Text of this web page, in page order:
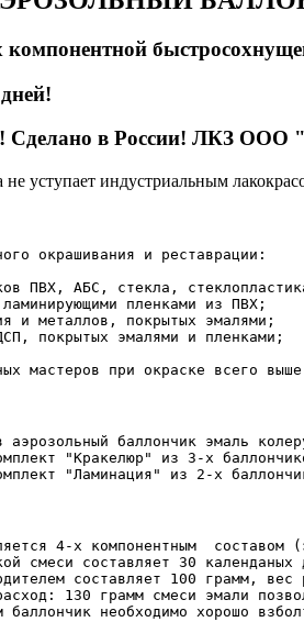
Сделано в России! ЛКЗ
уступает индустриальным
окрашивания и реставрации:
ПВХ, АБС, стекла,
пленками из ПВХ;
и металлов, покрытых эмалями;
покрытых эмалями и пленками;
мастеров при окраске всего
баллончик эмаль
"Кракелюр" из 3-х
"Ламинация" из 2-х
4-х компонентным  составом
смеси составляет 30
составляет 100 грамм, вес
130 грамм смеси эмали
баллончик необходимо хорошо